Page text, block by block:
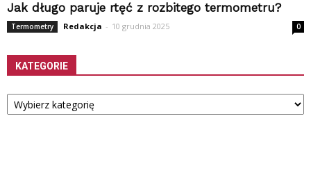
Jak długo paruje rtęć z rozbitego termometru?
Termometry Redakcja - 10 grudnia 2025 0
KATEGORIE
Kategorie